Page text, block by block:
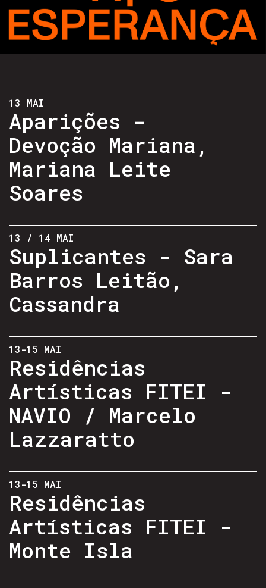
13 MAI
Aparições -
Devoção Mariana,
Mariana Leite
Soares
13 / 14 MAI
Suplicantes - Sara
Barros Leitão,
Cassandra
13-15 MAI
Residências
Artísticas FITEI -
NAVIO / Marcelo
Lazzaratto
13-15 MAI
Residências
Artísticas FITEI -
Monte Isla